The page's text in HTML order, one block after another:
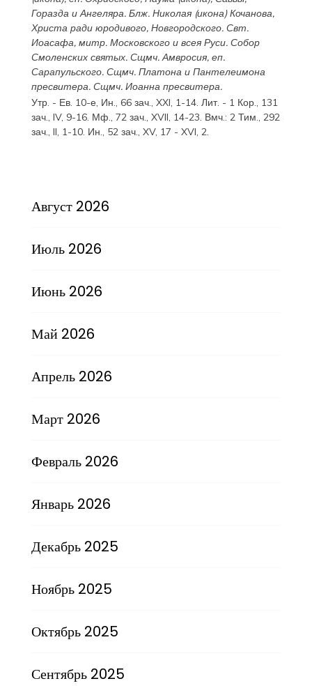
ГораздаиАнгеляра. Блж. Николая(икона) Кочанова,
Христа ради юродивого, Новгородского. Свт.
Иоасафа, митр. Московского и всея Руси. Собор
Смоленских святых. Сщмч.Амвросия, еп.
Сарапульского. Сщмч. Платонаи Пантелеимона
пресвитера. Сщмч. Иоаннапресвитера.
Утр. - Ев. 10-е, Ин., 66 зач., XXI, 1-14. Лит. - 1 Кор., 131
зач., IV, 9-16. Мф., 72 зач., XVII, 14-23. Вмч.: 2 Тим., 292
зач., II, 1-10. Ин., 52 зач., XV, 17 - XVI, 2.
Август 2026
Июль 2026
Июнь 2026
Май 2026
Апрель 2026
Март 2026
Февраль 2026
Январь 2026
Декабрь 2025
Ноябрь 2025
Октябрь 2025
Сентябрь 2025